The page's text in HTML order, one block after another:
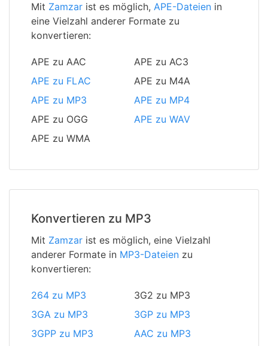
Mit Zamzar ist es möglich, APE-Dateien in
eine Vielzahl anderer Formate zu
konvertieren:
APE zu AAC
APE zu AC3
APE zu FLAC
APE zu M4A
APE zu MP3
APE zu MP4
APE zu OGG
APE zu WAV
APE zu WMA
Konvertieren zu MP3
Mit Zamzar ist es möglich, eine Vielzahl
anderer Formate in MP3-Dateien zu
konvertieren:
264 zu MP3
3G2 zu MP3
3GA zu MP3
3GP zu MP3
3GPP zu MP3
AAC zu MP3